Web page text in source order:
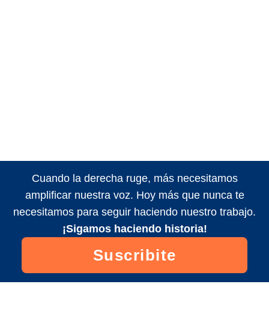
Cuando la derecha ruge, más necesitamos
amplificar nuestra voz. Hoy más que nunca te
necesitamos para seguir haciendo nuestro trabajo.
¡Sigamos haciendo historia!
Suscribite